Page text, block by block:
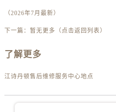
（2026年7月最新）
下一篇： 暂无更多（点击返回列表）
了解更多
江诗丹顿售后维修服务中心地点